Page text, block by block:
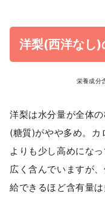
洋梨(西洋なし)
栄養成分
洋梨は水分量が全体
(糖質)がやや多め。
よりも少し高めにな
広く含んでいますが
給できるほど含有量は